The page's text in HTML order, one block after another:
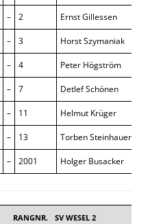
– 2 Ernst Gillessen
– 3 Horst Szymaniak
– 4 Peter Högström
– 7 Detlef Schönen
– 11 Helmut Krüger
– 13 Torben Steinhauer
– 2001 Holger Busacker
RANGNR. SV WESEL 2